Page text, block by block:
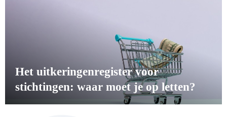
Het uitkeringenregister voor
stichtingen: waar moet je op letten?